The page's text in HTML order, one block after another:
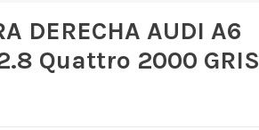
DERECHA AUDI A6
Quattro 2000 GRIS